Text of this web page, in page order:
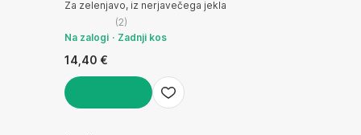
Za zelenjavo, iz nerjavečega jekla
(2)
Na zalogi
Zadnji kos
14,40 €